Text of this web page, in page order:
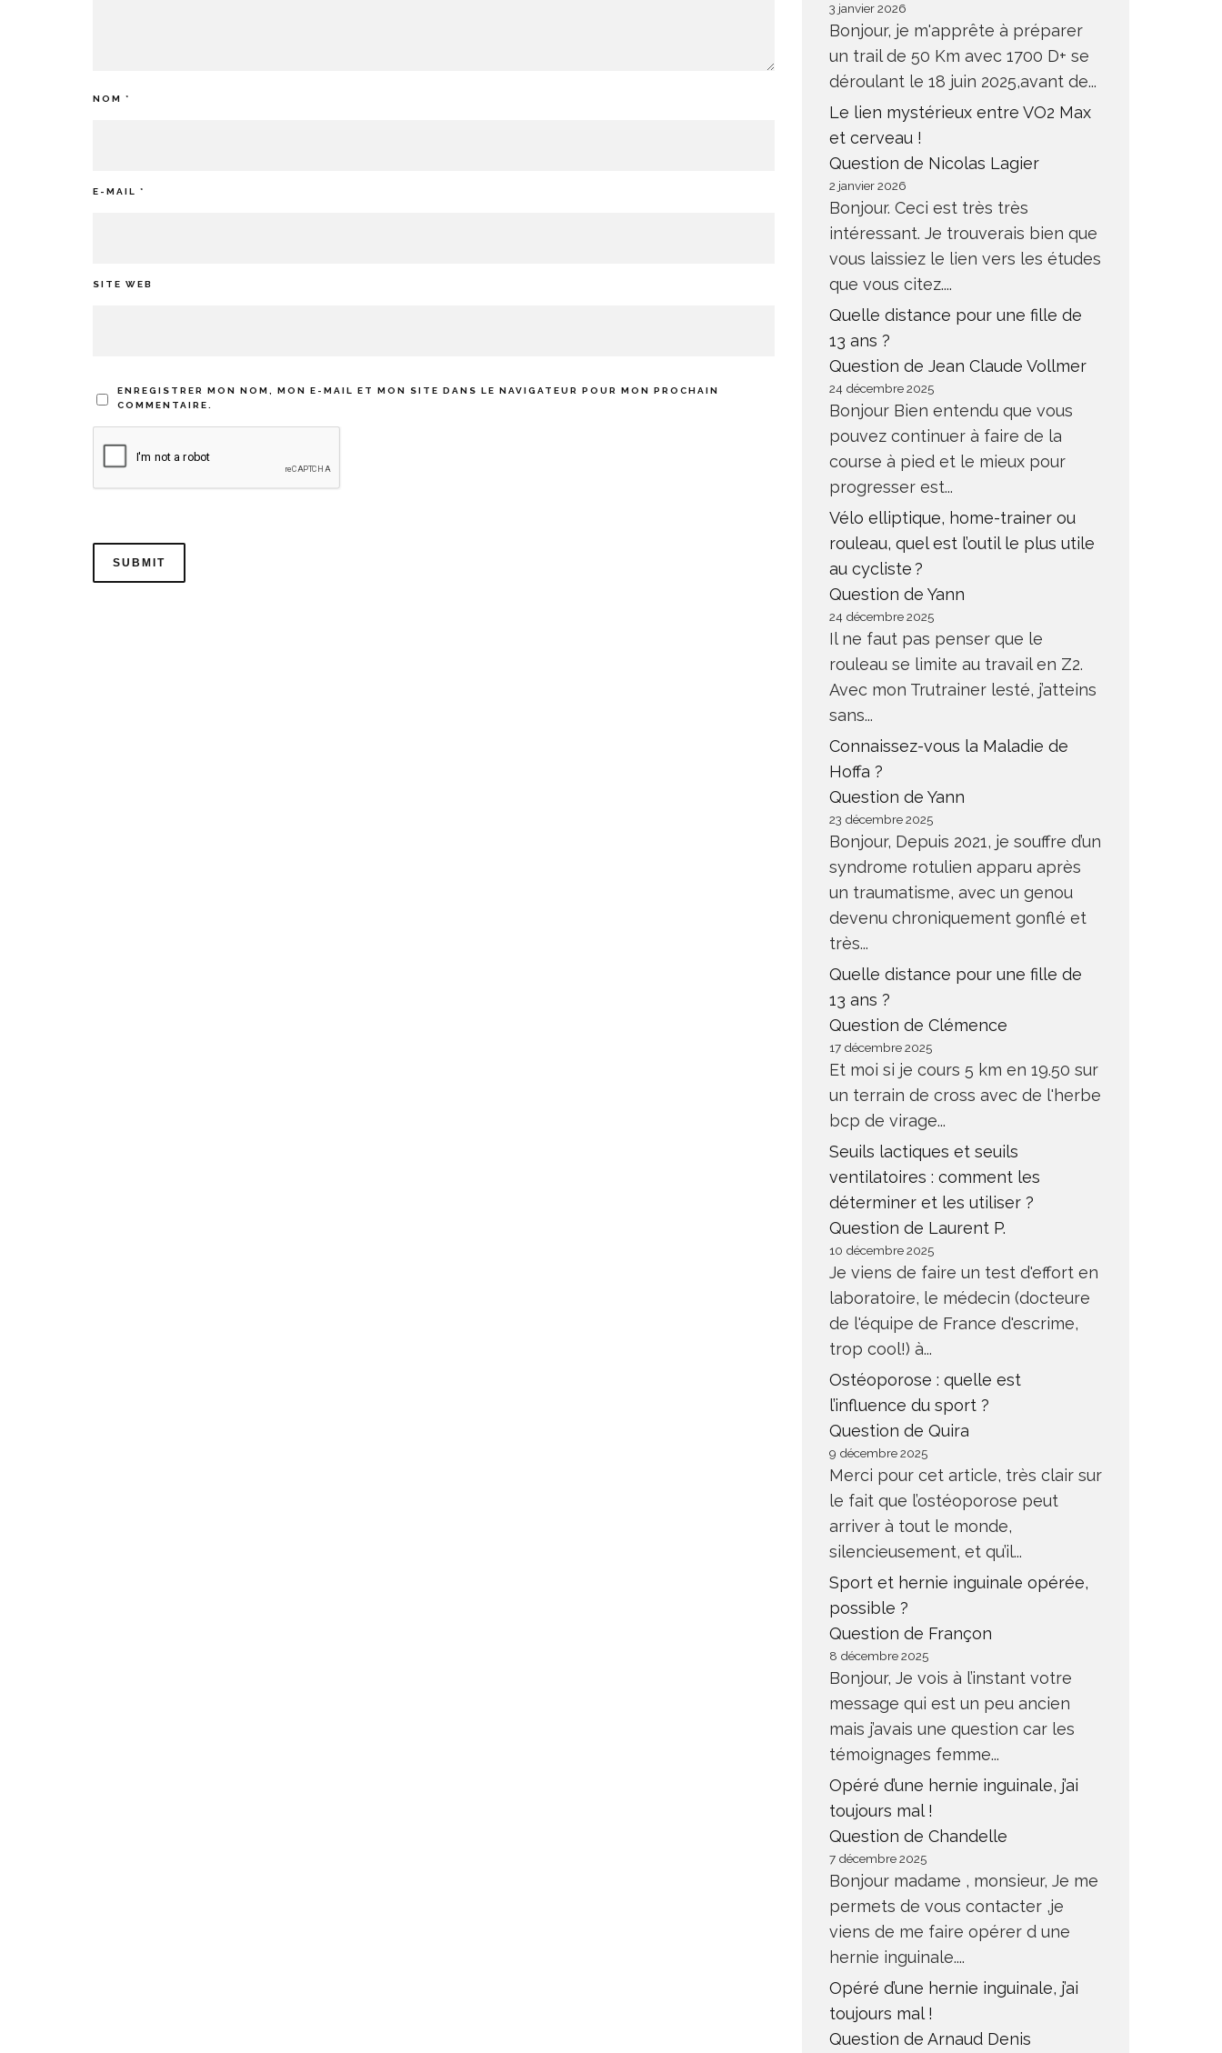
NOM *
E-MAIL *
SITE WEB
ENREGISTRER MON NOM, MON E-MAIL ET MON SITE DANS LE NAVIGATEUR POUR MON PROCHAIN
COMMENTAIRE.
3 janvier 2026
Bonjour, je m'apprête à préparer
un trail de 50 Km avec 1700 D+ se
déroulant le 18 juin 2025,avant de...
Le lien mystérieux entre VO2 Max
et cerveau !
Question de Nicolas Lagier
2 janvier 2026
Bonjour. Ceci est très très
intéressant. Je trouverais bien que
vous laissiez le lien vers les études
que vous citez....
Quelle distance pour une fille de
13 ans ?
Question de Jean Claude Vollmer
24 décembre 2025
Bonjour Bien entendu que vous
pouvez continuer à faire de la
course à pied et le mieux pour
progresser est...
Vélo elliptique, home-trainer ou
rouleau, quel est l’outil le plus utile
au cycliste ?
Question de Yann
24 décembre 2025
Il ne faut pas penser que le
rouleau se limite au travail en Z2.
Avec mon Trutrainer lesté, j’atteins
sans...
Connaissez-vous la Maladie de
Hoffa ?
Question de Yann
23 décembre 2025
Bonjour, Depuis 2021, je souffre d’un
syndrome rotulien apparu après
un traumatisme, avec un genou
devenu chroniquement gonflé et
très...
Quelle distance pour une fille de
13 ans ?
Question de Clémence
17 décembre 2025
Et moi si je cours 5 km en 19.50 sur
un terrain de cross avec de l'herbe
bcp de virage...
Seuils lactiques et seuils
ventilatoires : comment les
déterminer et les utiliser ?
Question de Laurent P.
10 décembre 2025
Je viens de faire un test d'effort en
laboratoire, le médecin (docteure
de l'équipe de France d'escrime,
trop cool!) à...
Ostéoporose : quelle est
l’influence du sport ?
Question de Quira
9 décembre 2025
Merci pour cet article, très clair sur
le fait que l’ostéoporose peut
arriver à tout le monde,
silencieusement, et qu’il...
Sport et hernie inguinale opérée,
possible ?
Question de Françon
8 décembre 2025
Bonjour, Je vois à l’instant votre
message qui est un peu ancien
mais j’avais une question car les
témoignages femme...
Opéré d’une hernie inguinale, j’ai
toujours mal !
Question de Chandelle
7 décembre 2025
Bonjour madame , monsieur, Je me
permets de vous contacter ,je
viens de me faire opérer d une
hernie inguinale....
Opéré d’une hernie inguinale, j’ai
toujours mal !
Question de Arnaud Denis